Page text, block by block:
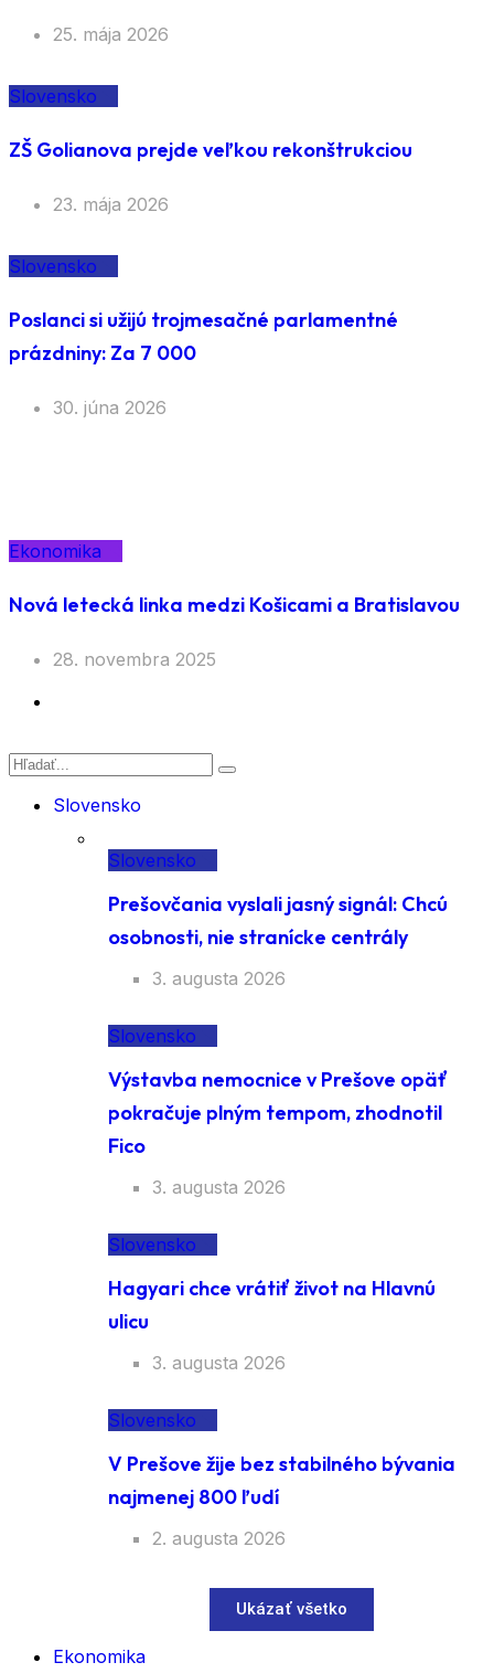
25. mája 2026
Slovensko
ZŠ Golianova prejde veľkou rekonštrukciou
23. mája 2026
Slovensko
Poslanci si užijú trojmesačné parlamentné
prázdniny: Za 7 000
30. júna 2026
Ekonomika
Nová letecká linka medzi Košicami a Bratislavou
28. novembra 2025
Slovensko
Slovensko
Prešovčania vyslali jasný signál: Chcú
osobnosti, nie stranícke centrály
3. augusta 2026
Slovensko
Výstavba nemocnice v Prešove opäť
pokračuje plným tempom, zhodnotil
Fico
3. augusta 2026
Slovensko
Hagyari chce vrátiť život na Hlavnú
ulicu
3. augusta 2026
Slovensko
V Prešove žije bez stabilného bývania
najmenej 800 ľudí
2. augusta 2026
Ukázať všetko
Ekonomika